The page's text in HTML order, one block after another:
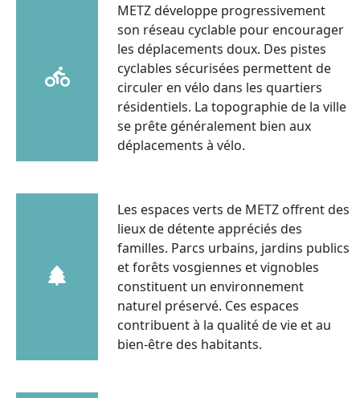
METZ développe progressivement
son réseau cyclable pour encourager
les déplacements doux. Des pistes
cyclables sécurisées permettent de
circuler en vélo dans les quartiers
résidentiels. La topographie de la ville
se prête généralement bien aux
déplacements à vélo.
Les espaces verts de METZ offrent des
lieux de détente appréciés des
familles. Parcs urbains, jardins publics
et forêts vosgiennes et vignobles
constituent un environnement
naturel préservé. Ces espaces
contribuent à la qualité de vie et au
bien-être des habitants.